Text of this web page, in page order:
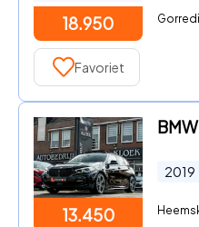
18.950
Favoriet
13.450
2019